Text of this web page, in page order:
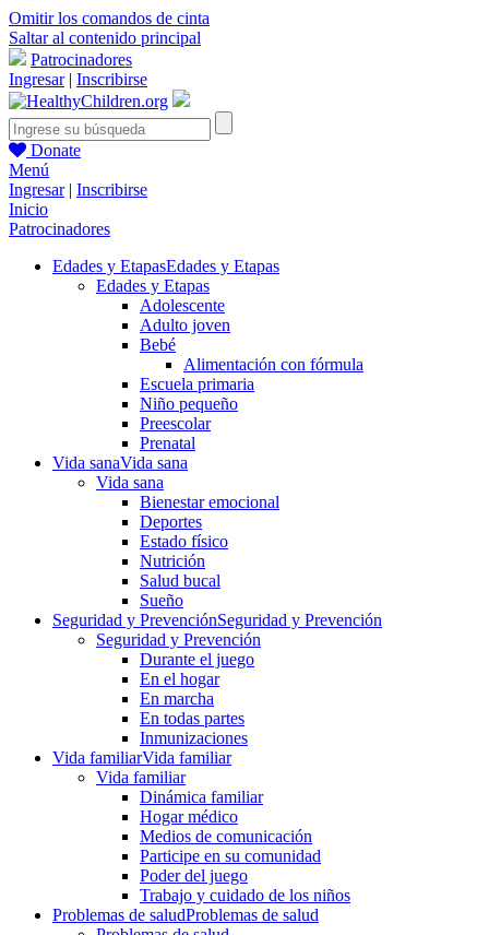
Omitir los comandos de cinta
Saltar al contenido principal
Patrocinadores
Ingresar| Inscribirse
Donate
Menú
Ingresar| Inscribirse
Inicio
Patrocinadores
Edades y EtapasEdades y Etapas
Edades y Etapas
Adolescente
Adulto joven
Bebé
Alimentación con fórmula
Escuela primaria
Niño pequeño
Preescolar
Prenatal
Vida sanaVida sana
Vida sana
Bienestar emocional
Deportes
Estado físico
Nutrición
Salud bucal
Sueño
Seguridad y PrevenciónSeguridad y Prevención
Seguridad y Prevención
Durante el juego
En el hogar
En marcha
En todas partes
Inmunizaciones
Vida familiarVida familiar
Vida familiar
Dinámica familiar
Hogar médico
Medios de comunicación
Participe en su comunidad
Poder del juego
Trabajo y cuidado de los niños
Problemas de saludProblemas de salud